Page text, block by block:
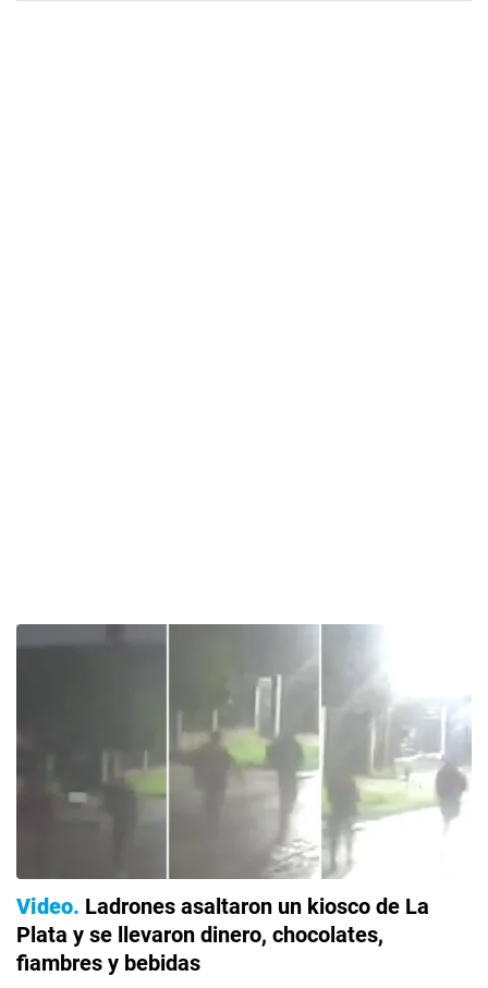
Video Ladrones asaltaron un kiosco de La
Plata y se llevaron dinero, chocolates,
fiambres y bebidas